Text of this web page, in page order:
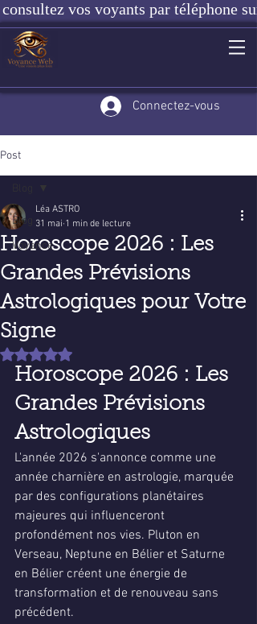
consultez vos voyants par téléphone
Connectez-vous
Post
Blog
Voyance
Horoscope 2026 : Les
Grandes Prévisions
Astrologiques pour Votre
Signe
Léa ASTRO
31 mai 1 min de lecture
Noté NaN étoiles sur 5.
Horoscope 2026 : Les
Grandes Prévisions
Astrologiques
L'année 2026 s'annonce comme une
année charnière en astrologie, marquée
par des configurations planétaires
majeures qui influenceront
profondément nos vies. Pluton en
Verseau, Neptune en Bélier et Saturne
en Bélier créent une énergie de
transformation et de renouveau sans
précédent.